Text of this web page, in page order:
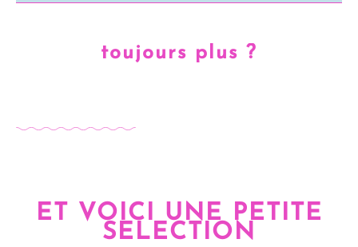
toujours plus ?
ET VOICI UNE PETITE
SELECTION